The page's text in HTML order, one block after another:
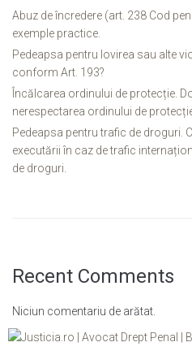
Abuz de încredere (art. 238 Cod
exemple practice.
Pedeapsa pentru lovirea sau alte
conform Art. 193?
Încălcarea ordinului de protecție.
nerespectarea ordinului de
Pedeapsa pentru trafic de droguri.
executării în caz de trafic
de droguri.
Recent Comments
Niciun comentariu de arătat.